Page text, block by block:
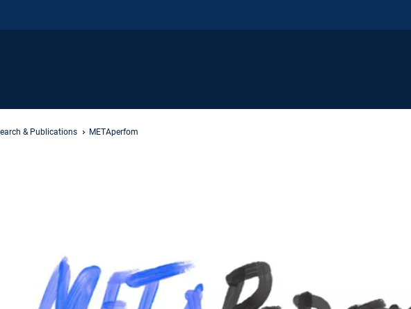
& Publications METAperfom